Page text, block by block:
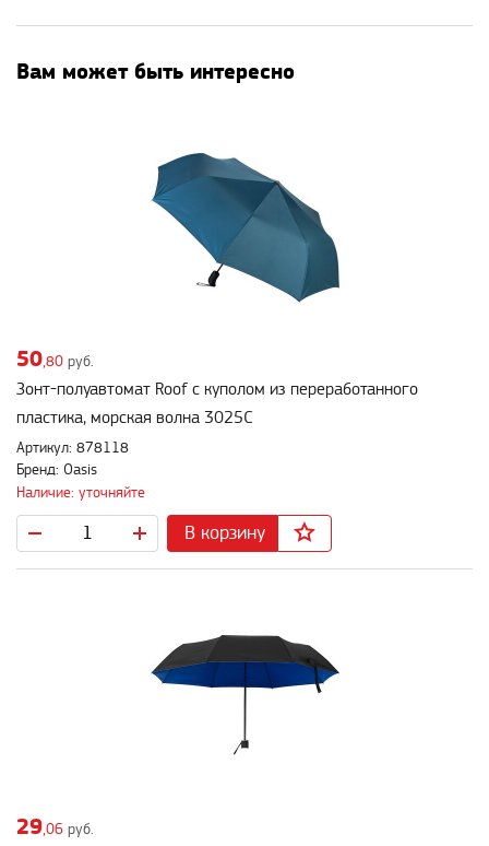
Вам может быть интересно
50,80 руб.
Зонт-полуавтомат Roof с куполом из переработанного
пластика, морская волна 3025C
Артикул: 878118
Бренд: Oasis
Наличие: уточняйте
В корзину
29 ,06 руб.